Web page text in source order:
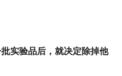
实验品后，就决定除掉他